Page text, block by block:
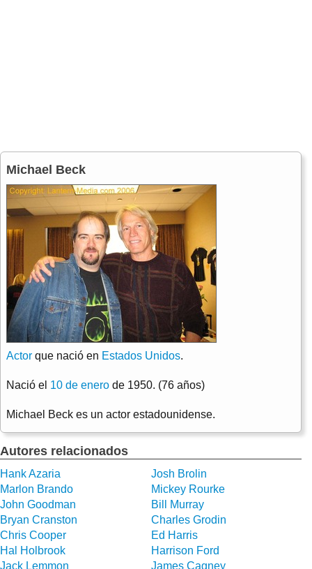
Michael Beck
Actor que nació en Estados Unidos.
Nació el 10 de enero de 1950. (76 años)
Michael Beck es un actor estadounidense.
Autores relacionados
Hank Azaria
Josh Brolin
Marlon Brando
Mickey Rourke
John Goodman
Bill Murray
Bryan Cranston
Charles Grodin
Chris Cooper
Ed Harris
Hal Holbrook
Harrison Ford
Jack Lemmon
James Cagney